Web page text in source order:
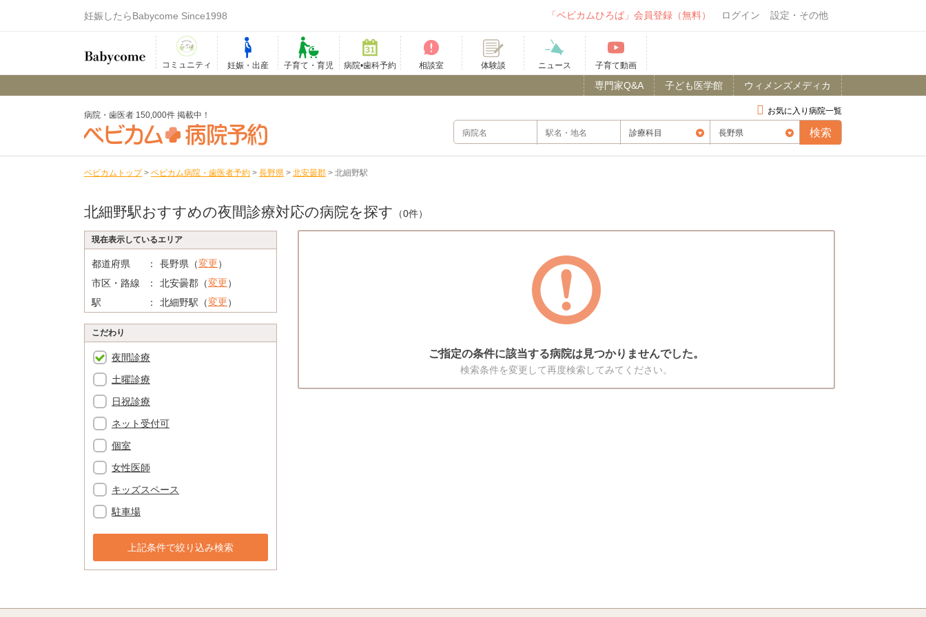
妊娠したらBabycome Since1998 「ベビカムひろば」会員登録（無料） ログイン 設定・その他
コミュニティ 妊娠・出産 子育て・育児 病院•歯科予約 相談室 体験談 ニュース 子育て動画
ウィメンズメディカ
子ども医学館
専門家Q&A
お気に入り病院一覧
病院・歯医者 150,000件 掲載中！
ベビカムトップ > ベビカム病院・歯医者予約 > 長野県 > 北安曇郡 > 北細野駅
北細野駅おすすめの夜間診療対応の病院を探す （0件）
現在表示しているエリア
都道府県 長野県（変更）
市区・路線
北安曇郡（変更）
駅
北細野駅（変更）
こだわり
夜間診療
土曜診療
日祝診療
ネット受付可
個室
女性医師
キッズスペース
駐車場
上記条件で絞り込み検索
ご指定の条件に該当する病院は見つかりませんでした。
検索条件を変更して再度検索してみてください。